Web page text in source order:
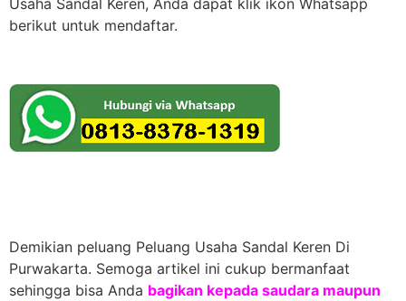
berikut untuk mendaftar.
Demikian peluang Peluang Usaha Sandal Keren Di
Purwakarta. Semoga artikel ini cukup bermanfaat
sehingga bisa Anda bagikan kepada saudara maupun